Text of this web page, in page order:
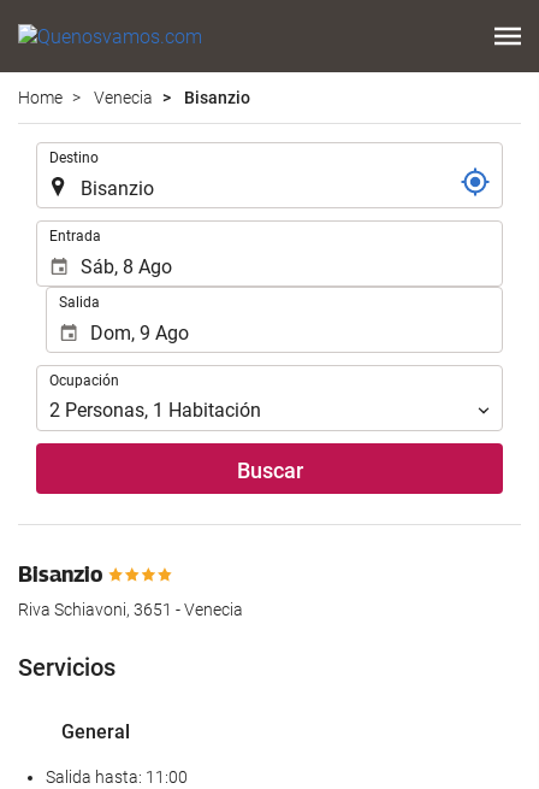
Home Venecia Bisanzio
Destino
Entrada
Salida
Ocupación
Ocupación
2 Personas, 1 Habitación
Buscar
Bisanzio
Riva Schiavoni, 3651 - Venecia
Servicios
General
Salida hasta: 11:00